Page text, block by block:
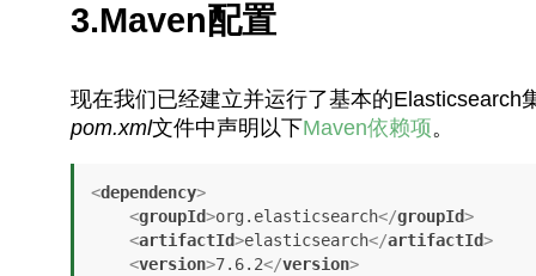
3.Maven配置
现在我们已经建立并运行了基本的
pom.xml文件中声明以下Maven依赖项。
<dependency>
<groupId>org.elasticsearch</groupId>
<artifactId>elasticsearch</artifactId>
<version>7.6.2</version>